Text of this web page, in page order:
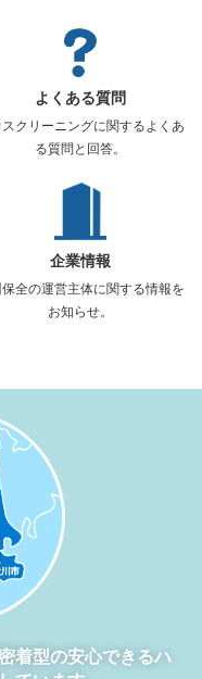
よくある質問
クリーニングに関するよくあ
る質問と回答。
企業情報
保全の運営主体に関する情報を
お知らせ。
着型の安心できるハ